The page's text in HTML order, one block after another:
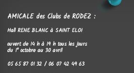
AMICALE des Clubs de RODEZ :
Hall RENE BLANC à SAINT ELOI
ouvert de 14 h à 19 h tous les jours
du 1° octobre au 30 avril
05 65 87 01 32 / 06 07 42 49 63